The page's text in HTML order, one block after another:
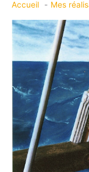
Accueil Mes